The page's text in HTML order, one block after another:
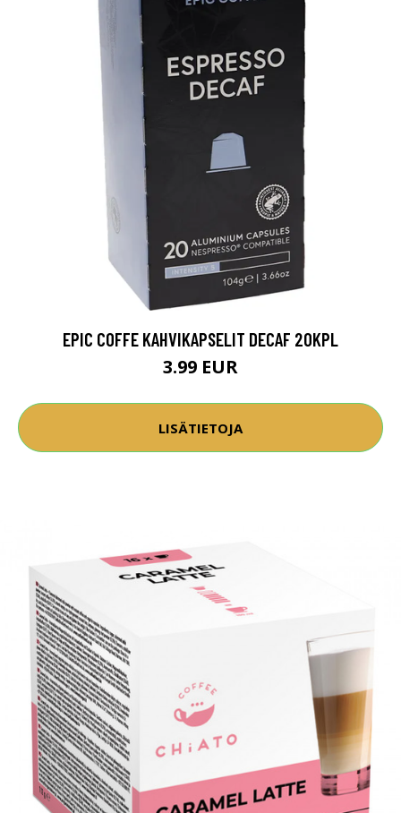
EPIC COFFE KAHVIKAPSELIT DECAF 20KPL
3.99 EUR
LISÄTIETOJA